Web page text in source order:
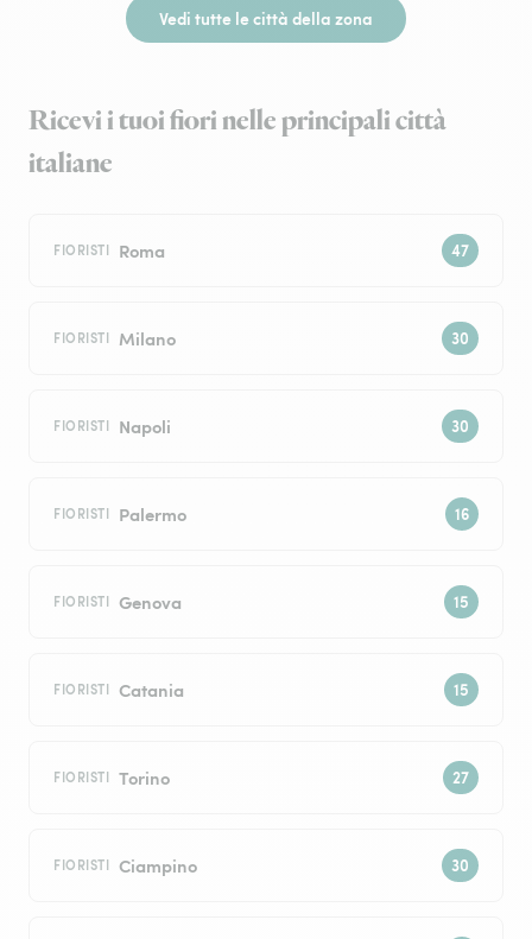
Vedi tutte le città della zona
Ricevi i tuoi fiori nelle principali città
italiane
FIORISTI Roma
FIORISTI Milano
FIORISTI Napoli
FIORISTI Palermo
FIORISTI Genova
FIORISTI Catania
FIORISTI Torino
FIORISTI Ciampino